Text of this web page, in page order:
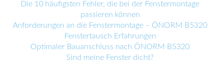
Die 10 häufigsten Fehler, die bei der Fenstermontage
passieren können
Anforderungen an die Fenstermontage – ÖNORM B5320
Fenstertausch Erfahrungen
Optimaler Bauanschluss nach ÖNORM B5320
Sind meine Fenster dicht?